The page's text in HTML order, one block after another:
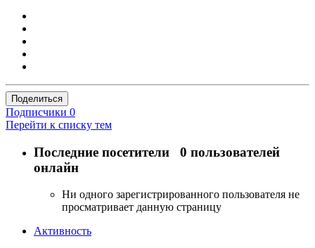
Поделиться
Подписчики 0
Перейти к списку тем
Последние посетители 0 пользователей
онлайн
Ни одного зарегистрированного пользователя не
просматривает данную страницу
Активность